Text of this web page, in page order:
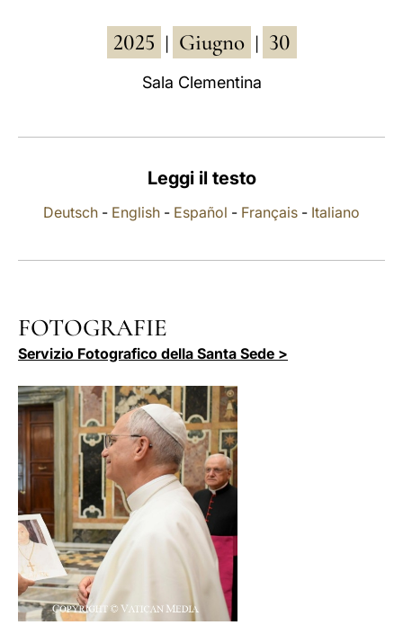
2025 Giugno 30
Sala Clementina
Leggi il testo
Deutsch - English - Español - Français - Italiano
FOTOGRAFIE
Servizio Fotografico della Santa Sede >